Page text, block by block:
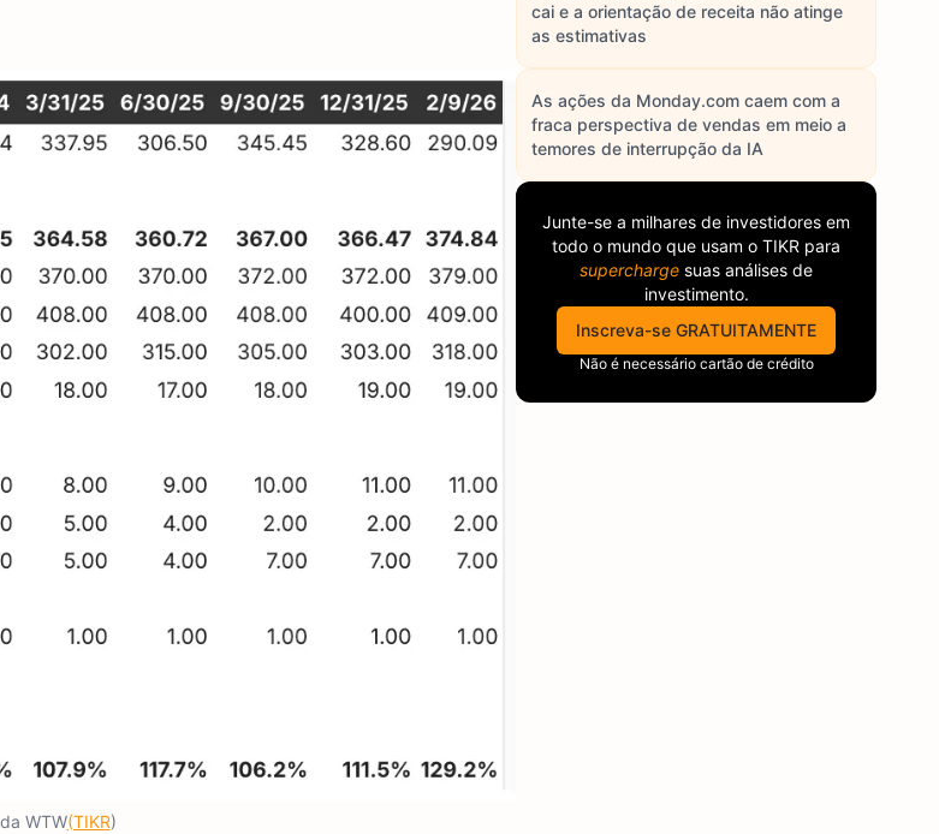
WTW(TIKR)
cai e a orientação de receita não atinge
as estimativas
As ações da Monday.com caem com a
fraca perspectiva de vendas em meio a
temores de interrupção da IA
Junte-se a milhares de investidores em
todo o mundo que usam o TIKR para
supercharge suas análises de
investimento.
Inscreva-se GRATUITAMENTE
Não é necessário cartão de crédito